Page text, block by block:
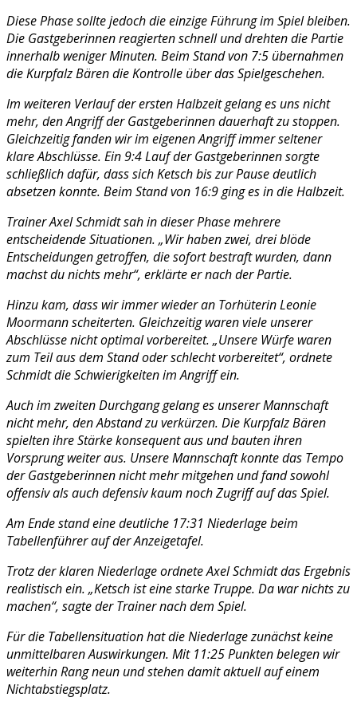
Diese Phase sollte jedoch die einzige Führung im Spiel bleiben.
Die Gastgeberinnen reagierten schnell und drehten die Partie
innerhalb weniger Minuten. Beim Stand von 7:5 übernahmen
die Kurpfalz Bären die Kontrolle über das Spielgeschehen.
Im weiteren Verlauf der ersten Halbzeit gelang es uns nicht
mehr, den Angriff der Gastgeberinnen dauerhaft zu stoppen.
Gleichzeitig fanden wir im eigenen Angriff immer seltener
klare Abschlüsse. Ein 9:4 Lauf der Gastgeberinnen sorgte
schließlich dafür, dass sich Ketsch bis zur Pause deutlich
absetzen konnte. Beim Stand von 16:9 ging es in die Halbzeit.
Trainer Axel Schmidt sah in dieser Phase mehrere
entscheidende Situationen. „Wir haben zwei, drei blöde
Entscheidungen getroffen, die sofort bestraft wurden, dann
machst du nichts mehr“, erklärte er nach der Partie.
Hinzu kam, dass wir immer wieder an Torhüterin Leonie
Moormann scheiterten. Gleichzeitig waren viele unserer
Abschlüsse nicht optimal vorbereitet. „Unsere Würfe waren
zum Teil aus dem Stand oder schlecht vorbereitet“, ordnete
Schmidt die Schwierigkeiten im Angriff ein.
Auch im zweiten Durchgang gelang es unserer Mannschaft
nicht mehr, den Abstand zu verkürzen. Die Kurpfalz Bären
spielten ihre Stärke konsequent aus und bauten ihren
Vorsprung weiter aus. Unsere Mannschaft konnte das Tempo
der Gastgeberinnen nicht mehr mitgehen und fand sowohl
offensiv als auch defensiv kaum noch Zugriff auf das Spiel.
Am Ende stand eine deutliche 17:31 Niederlage beim
Tabellenführer auf der Anzeigetafel.
Trotz der klaren Niederlage ordnete Axel Schmidt das Ergebnis
realistisch ein. „Ketsch ist eine starke Truppe. Da war nichts zu
machen“, sagte der Trainer nach dem Spiel.
Für die Tabellensituation hat die Niederlage zunächst keine
unmittelbaren Auswirkungen. Mit 11:25 Punkten belegen wir
weiterhin Rang neun und stehen damit aktuell auf einem
Nichtabstiegsplatz.